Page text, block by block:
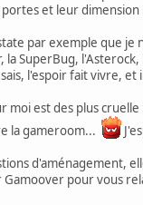
et leur dimension
par exemple que je
la SuperBug,
l'espoir fait vivre,
moi est des plus
la gameroom...
d'aménagement,
pour vous